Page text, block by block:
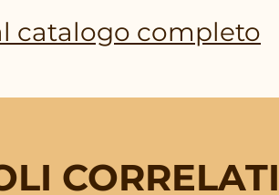
catalogo completo
CORRELATI